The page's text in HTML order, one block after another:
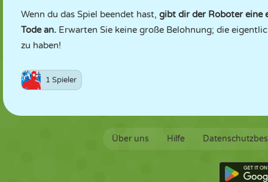
Wenn du das Spiel beendet hast, gibt dir der Roboter eine
Tode an. Erwarten Sie keine große Belohnung; die
zu haben!
1 Spieler
Über uns Hilfe